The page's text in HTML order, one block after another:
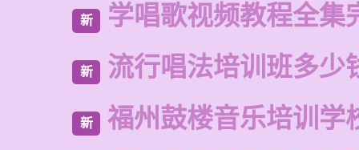
新 学唱歌视频教程全集
新 流行唱法培训班多少
新 福州鼓楼音乐培训学